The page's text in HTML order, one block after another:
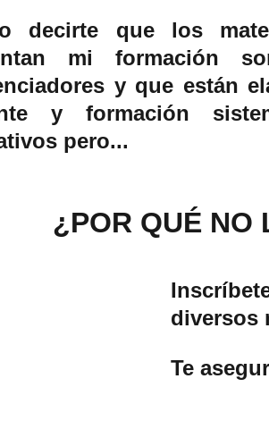
decirte que los
mi formación
y que están
y formación
pero...
¿POR QUÉ NO
diversos
Te